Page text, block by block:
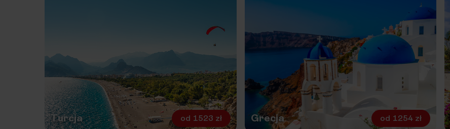
Turcja od 1523 zł Grecja od 1254 zł